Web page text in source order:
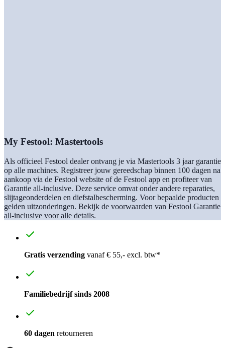
My Festool: Mastertools
Als officieel Festool dealer ontvang je via Mastertools 3 jaar garantie
op alle machines. Registreer jouw gereedschap binnen 100 dagen na
aankoop via de Festool website of de Festool app en profiteer van
Garantie all-inclusive. Deze service omvat onder andere reparaties,
slijtageonderdelen en diefstalbescherming. Voor bepaalde producten
gelden uitzonderingen. Bekijk de voorwaarden van Festool Garantie
all-inclusive voor alle details.
Gratis verzending vanaf € 55,- excl. btw*
Familiebedrijf sinds 2008
60 dagen retourneren